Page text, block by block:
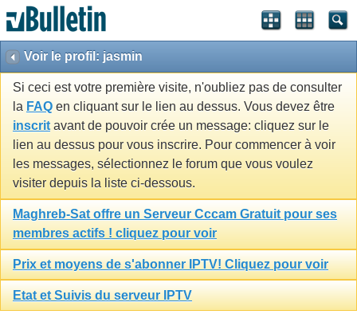
Voir le profil: jasmin
Si ceci est votre première visite, n'oubliez pas de consulter
la FAQ en cliquant sur le lien au dessus. Vous devez être
inscrit avant de pouvoir crée un message: cliquez sur le
lien au dessus pour vous inscrire. Pour commencer à voir
les messages, sélectionnez le forum que vous voulez
visiter depuis la liste ci-dessous.
Maghreb-Sat offre un Serveur Cccam Gratuit pour ses
membres actifs ! cliquez pour voir
Prix et moyens de s'abonner IPTV! Cliquez pour voir
Etat et Suivis du serveur IPTV